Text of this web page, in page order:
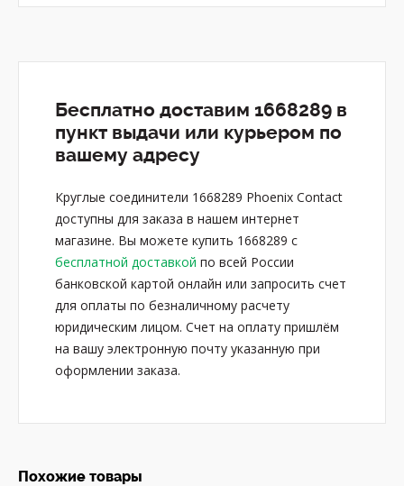
Бесплатно доставим 1668289 в
пункт выдачи или курьером по
вашему адресу
Круглые соединители 1668289 Phoenix Contact
доступны для заказа в нашем интернет
магазине. Вы можете купить 1668289 с
бесплатной доставкой по всей России
банковской картой онлайн или запросить счет
для оплаты по безналичному расчету
юридическим лицом. Счет на оплату пришлём
на вашу электронную почту указанную при
оформлении заказа.
Похожие товары